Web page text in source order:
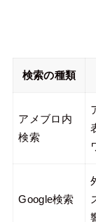
検索の種類
アメブロ内
検索
Google検索